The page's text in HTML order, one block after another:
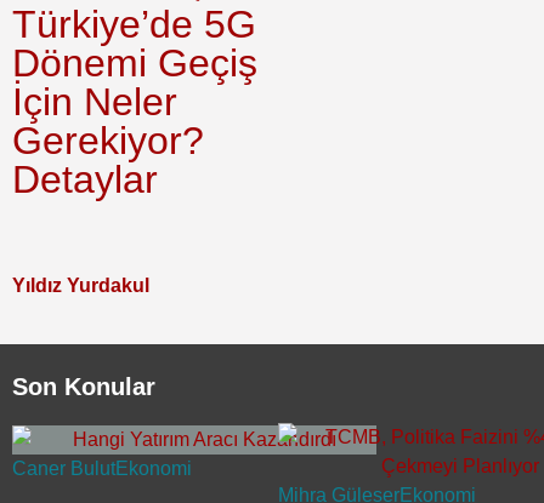
Türkiye’de 5G
Dönemi Geçiş
İçin Neler
Gerekiyor?
Detaylar
Yıldız Yurdakul
Son Konular
Caner BulutEkonomi
Mihra GüleserEkonomi